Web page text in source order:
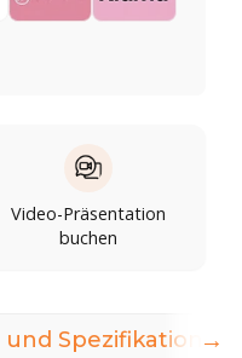
Video-Präsentation
buchen
Spezifikationen
→